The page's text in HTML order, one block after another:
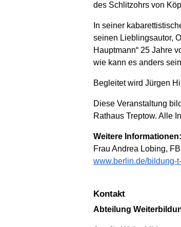
des Schlitzohrs von
In seiner
seinen Lieblingsautor,
Hauptmann“ 25 Jahre
wie kann es anders
Begleitet wird Jürgen
Diese Veranstaltung
Rathaus Treptow. Alle
Weitere Informationen:
Frau Andrea Lobing,
www.berlin.de/bildung-
Kontakt
Abteilung